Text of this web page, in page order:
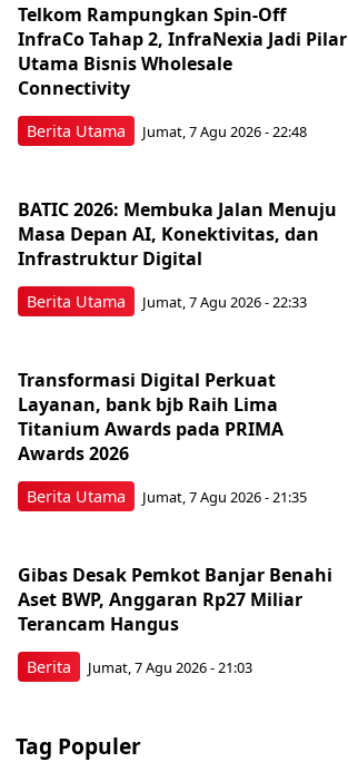
Berita Utama
Telkom Rampungkan Spin-Off
InfraCo Tahap 2, InfraNexia Jadi Pilar
Utama Bisnis Wholesale
Connectivity
Jumat, 7 Agu 2026 - 22:48
Berita Utama
BATIC 2026: Membuka Jalan Menuju
Masa Depan AI, Konektivitas, dan
Infrastruktur Digital
Jumat, 7 Agu 2026 - 22:33
Berita Utama
Transformasi Digital Perkuat
Layanan, bank bjb Raih Lima
Titanium Awards pada PRIMA
Awards 2026
Jumat, 7 Agu 2026 - 21:35
Berita
Gibas Desak Pemkot Banjar Benahi
Aset BWP, Anggaran Rp27 Miliar
Terancam Hangus
Jumat, 7 Agu 2026 - 21:03
Tag Populer